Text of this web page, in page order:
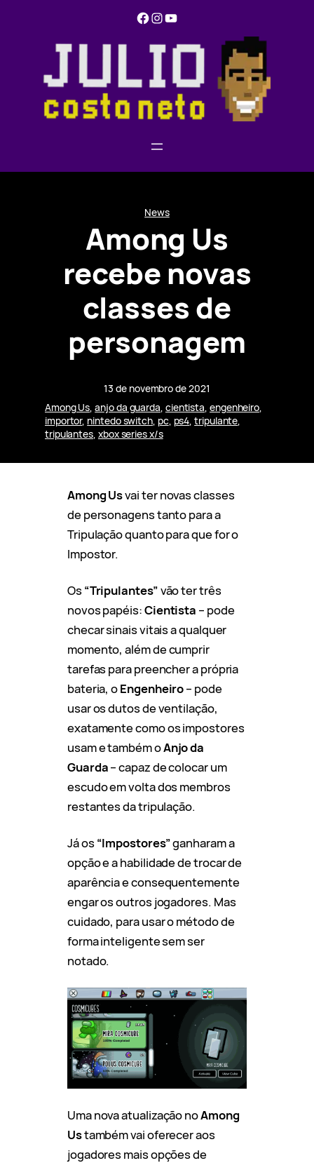
Facebook Instagram YouTube
News
Among Us
recebe novas
classes de
personagem
13 de novembro de 2021
Among Us, anjo da guarda, cientista, engenheiro
importor, nintedo switch, pc, ps4, tripulante
tripulantes, xbox series x/s
Among Usvai ter novas classes
de personagens tanto para a
Tripulação quanto para que for o
Impostor.
Os“Tripulantes”vão ter três
novos papéis:Cientista – pode
checar sinais vitais a qualquer
momento, além de cumprir
tarefas para preencher a própria
bateria, oEngenheiro– pode
usar os dutos de ventilação,
exatamente como os impostores
usam e também oAnjo da
Guarda– capaz de colocar um
escudo em volta dos membros
restantes da tripulação.
Já os“Impostores”ganharam a
opção e a habilidade de trocar de
aparência e consequentemente
engar os outros jogadores. Mas
cuidado, para usar o método de
forma inteligente sem ser
notado.
Uma nova atualização noAmong
Ustambém vai oferecer aos
jogadores mais opções de